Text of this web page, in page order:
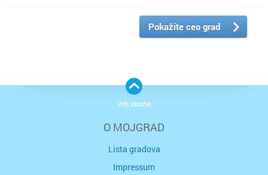
Pokažite ceo grad
O MOJGRAD
Lista gradova
Impressum
Vrh strane